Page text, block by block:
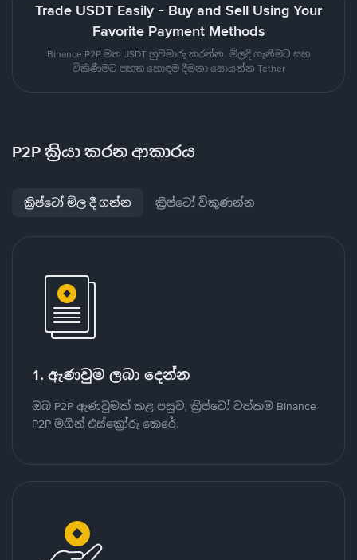
Trade USDT Easily - Buy and Sell Using Your
Favorite Payment Methods
Binance P2P මත USDT හුවමාරු කරන්න. මිලදී ගැනීමට සහ
විකිණීමට පහත හොඳම දීමනා සොයන්න Tether
P2P ක්‍රියා කරන ආකාරය
ක්‍රිප්ටෝ මිල දී ගන්න ක්‍රිප්ටෝ විකුණන්න
1. ඇණවුම ලබා දෙන්න
ඔබ P2P ඇණවුමක් කළ පසුව, ක්‍රිප්ටෝ වත්කම Binance
P2P මගින් එස්ක්‍රෝරු කෙරේ.